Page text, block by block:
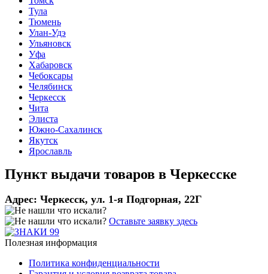
Тула
Тюмень
Улан-Удэ
Ульяновск
Уфа
Хабаровск
Чебоксары
Челябинск
Черкесск
Чита
Элиста
Южно-Сахалинск
Якутск
Ярославль
Пункт выдачи товаров в Черкесске
Адрес: Черкесск, ул. 1-я Подгорная, 22Г
Оставьте заявку здесь
Полезная информация
Политика конфиденциальности